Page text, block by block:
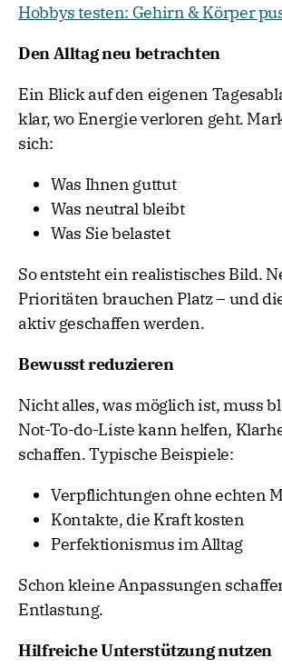
Hobbys testen: Gehirn & Körper
Den Alltag neu betrachten
Ein Blick auf den eigenen
klar, wo Energie verloren geht.
sich:
Was Ihnen guttut
Was neutral bleibt
Was Sie belastet
So entsteht ein realistisches Bild.
Prioritäten brauchen Platz – und
aktiv geschaffen werden.
Bewusst reduzieren
Nicht alles, was möglich ist, muss
Not-To-do-Liste kann helfen,
schaffen. Typische Beispiele:
Verpflichtungen ohne echten
Kontakte, die Kraft kosten
Perfektionismus im Alltag
Schon kleine Anpassungen
Entlastung.
Hilfreiche Unterstützung nutzen